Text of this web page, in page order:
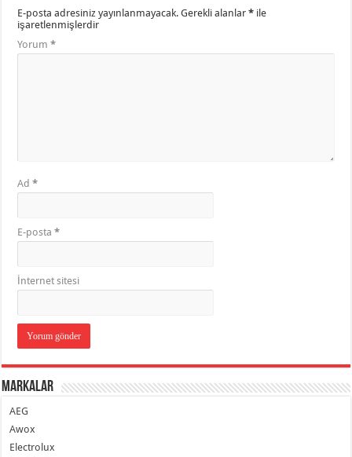
E-posta adresiniz yayınlanmayacak. Gerekli alanlar* ile
işaretlenmişlerdir
Yorum*
Ad*
E-posta*
İnternet sitesi
Markalar
AEG
Awox
Electrolux